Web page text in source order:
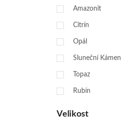
Amazonit
Citrín
Opál
Sluneční Kámen
Topaz
Rubín
Velikost